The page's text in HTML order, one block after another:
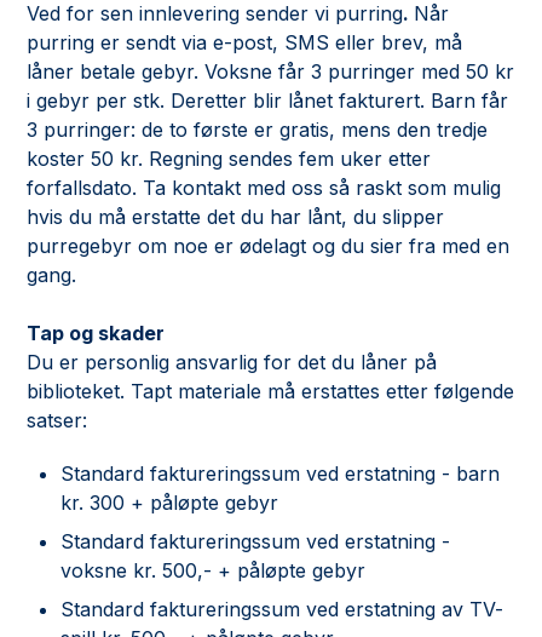
Ved for sen innlevering sender vi purring. Når
purring er sendt via e-post, SMS eller brev, må
låner betale gebyr. Voksne får 3 purringer med 50 kr
i gebyr per stk. Deretter blir lånet fakturert. Barn får
3 purringer: de to første er gratis, mens den tredje
koster 50 kr. Regning sendes fem uker etter
forfallsdato. Ta kontakt med oss så raskt som mulig
hvis du må erstatte det du har lånt, du slipper
purregebyr om noe er ødelagt og du sier fra med en
gang.
Tap og skader
Du er personlig ansvarlig for det du låner på
biblioteket. Tapt materiale må erstattes etter følgende
satser:
Standard faktureringssum ved erstatning - barn
kr. 300 + påløpte gebyr
Standard faktureringssum ved erstatning -
voksne kr. 500,- + påløpte gebyr
Standard faktureringssum ved erstatning av TV-